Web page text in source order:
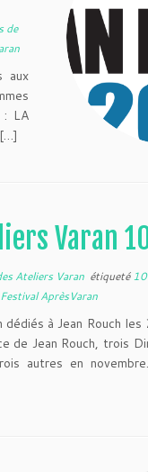
de
aux
: LA
Varan
Ateliers Varan étiqueté
AprèsVaran
à Jean Rouch
de Jean Rouch, trois
autres en